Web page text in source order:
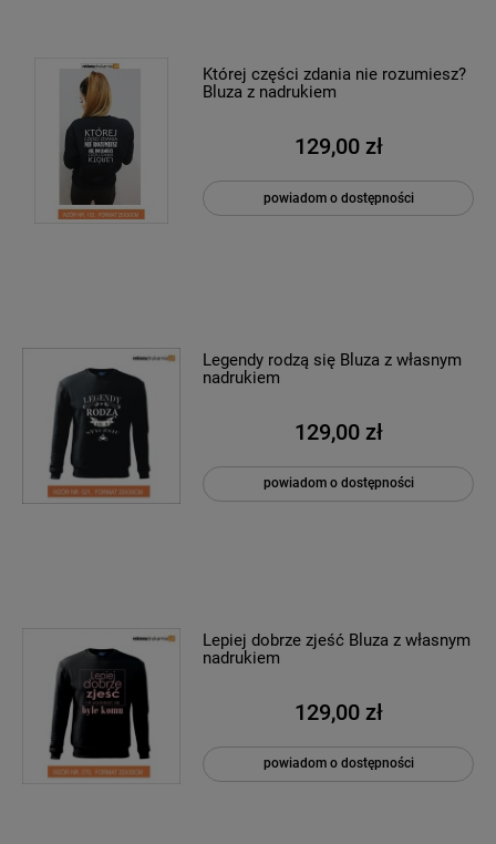
Której części zdania nie rozumiesz?
Bluza z nadrukiem
129,00 zł
powiadom o dostępności
Legendy rodzą się Bluza z własnym
nadrukiem
129,00 zł
powiadom o dostępności
Lepiej dobrze zjeść Bluza z własnym
nadrukiem
129,00 zł
powiadom o dostępności